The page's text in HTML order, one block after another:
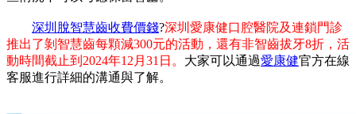
深圳脫智慧齒收費價錢?深圳愛康健口腔醫院及連鎖門診
推出了剝智慧齒每顆減300元的活動，還有非智齒拔牙8折，活
動時間截止到2024年12月31日。 大家可以通過愛康健官方在線
客服進行詳細的溝通與了解。